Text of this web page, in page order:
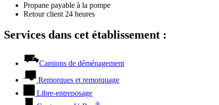
Propane payable à la pompe
Retour client 24 heures
Services dans cet établissement :
Camions de déménagement
Remorques et remorquage
Libre-entreposage
®